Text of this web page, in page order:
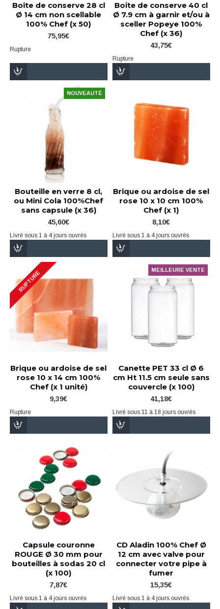
Boite de conserve 28 cl
Ø 14 cm non scellable
100% Chef (x 50)
75,95€
Rupture
Boite de conserve 40 cl
Ø 7.9 cm à garnir et/ou à
sceller Popeye 100%
Chef (x 36)
43,75€
Rupture
NOUVEAUTÉ
Bouteille en verre 8 cl,
ou Mini Cola 100%Chef
sans capsule (x 36)
45,60€
Livré sous 1 à 4 jours ouvrés
Brique ou ardoise de sel
rose 10 x 10 cm 100%
Chef (x 1)
8,10€
Livré sous 1 à 4 jours ouvrés
RUPTURE
Brique ou ardoise de sel
rose 10 x 14 cm 100%
Chef (x 1 unité)
9,39€
Rupture
MEILLEURE VENTE
Canette PET 33 cl Ø 6
cm Ht 11.5 cm seule sans
couvercle (x 100)
41,18€
Livré sous 11 à 18 jours ouvrés
Capsule couronne
ROUGE Ø 30 mm pour
bouteilles à sodas 20 cl
(x 100)
7,87€
Livré sous 1 à 4 jours ouvrés
CD Aladin 100% Chef Ø
12 cm avec valve pour
connecter votre pipe à
fumer
15,35€
Livré sous 1 à 4 jours ouvrés